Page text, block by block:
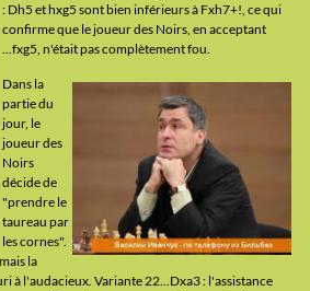
: Dh5 ethxg5 sont bien inférieurs à Fxh7+!, ce qui
confirme que le joueur des Noirs, en acceptant
...fxg5, n'était pas complètement fou.
Dans la
partie du
jour, le
joueur des
Noirs
décide de
"prendre le
taureau par
les cornes".
la
à l'audacieux. Variante 22...Dxa3 : l'assistance